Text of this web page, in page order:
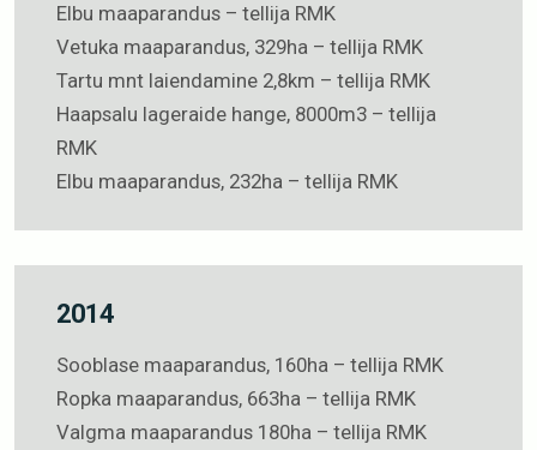
Elbu maaparandus – tellija RMK
Vetuka maaparandus, 329ha – tellija RMK
Tartu mnt laiendamine 2,8km – tellija RMK
Haapsalu lageraide hange, 8000m3 – tellija
RMK
Elbu maaparandus, 232ha – tellija RMK
2014
Sooblase maaparandus, 160ha – tellija RMK
Ropka maaparandus, 663ha – tellija RMK
Valgma maaparandus 180ha – tellija RMK